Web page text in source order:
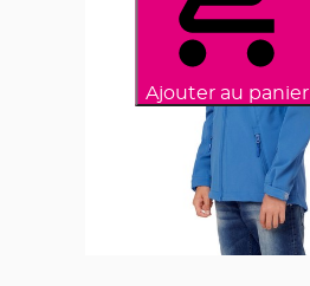
Ajouter au panier